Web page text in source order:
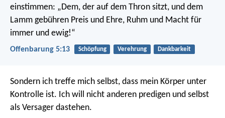
einstimmen: „Dem, der auf dem Thron sitzt, und dem
Lamm gebühren Preis und Ehre, Ruhm und Macht für
immer und ewig!“
Offenbarung 5:13 Schöpfung Verehrung Dankbarkeit
Sondern ich treffe mich selbst, dass mein Körper unter
Kontrolle ist. Ich will nicht anderen predigen und selbst
als Versager dastehen.